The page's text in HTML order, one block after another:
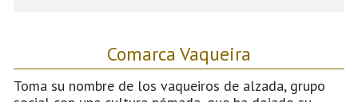
Comarca Vaqueira
Toma su nombre de los vaqueiros de alzada, grupo